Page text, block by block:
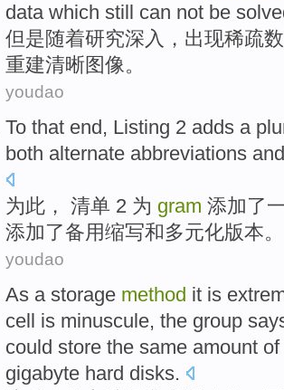
datawhich still can not be
但是随着研究深入，出现稀疏
重建清晰图像。
youdao
To that end, Listing 2 adds a
both alternate abbreviations and
为此 ， 清单 2 为 gram 添加了
添加了备用缩写和多元化版本。
youdao
As a storage method it is
cell is minuscule, the group
could store the same amount of
gigabyte hard disks.